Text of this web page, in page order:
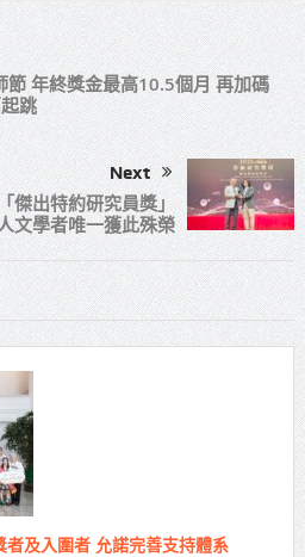
節 年終獎金最高10.5個月 再加碼
跳
Next
傑出特約研究員獎」
文學者唯一獲此殊榮
及入圍者 允諾完善支持體系